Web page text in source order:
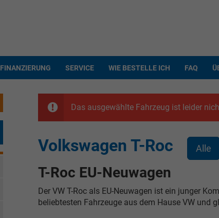
FINANZIERUNG SERVICE WIE BESTELLE ICH FAQ
Das ausgewählte Fahrzeug ist leider
Alle
Volkswagen T-Roc
T-Roc EU-Neuwagen
Der VW T-Roc als EU-Neuwagen ist ein junger
beliebtesten Fahrzeuge aus dem Hause VW und